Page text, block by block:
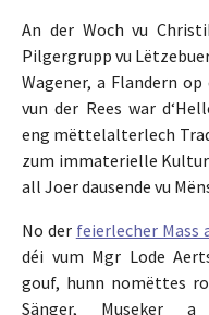
An der Woch vu
Pilgergrupp vu
Wagener, a Flandern
vun der Rees war
eng mëttelalterlech
zum immaterielle
all Joer dausende vu
No der feierlecher Mass
déi vum Mgr Lode
gouf, hunn nomëttes
Sänger, Museker a